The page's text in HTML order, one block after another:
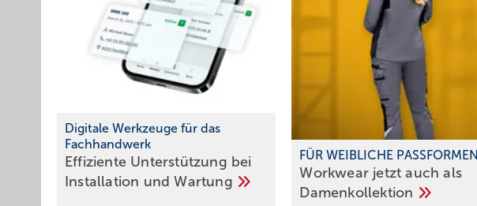
Digitale Werkzeuge für das
Fachhandwerk
Effiziente Unterstützung bei
Installation undWartung
FÜR WEIBLICHE PASSFORMEN
Workwear jetzt auch als
Damenkollektion